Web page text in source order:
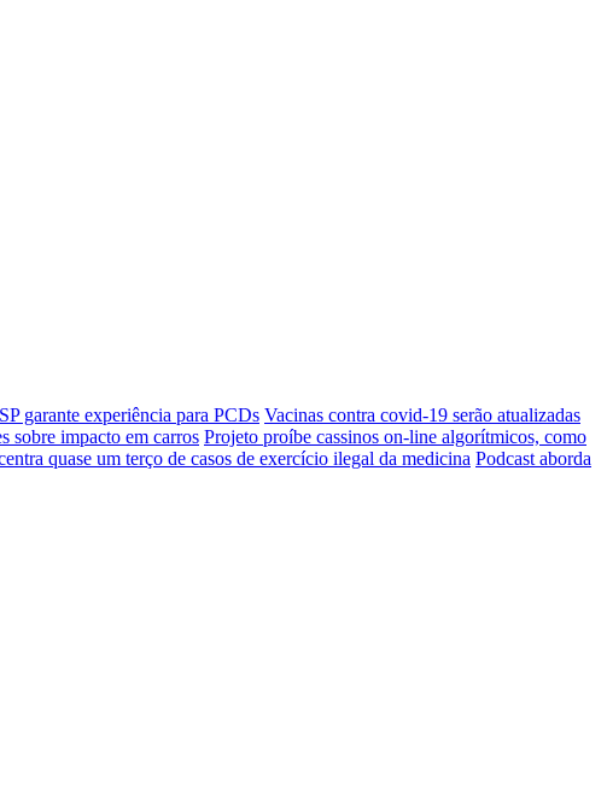
garante experiência para PCDs Vacinas contra covid-19 serão atualizadas
sobre impacto em carros Projeto proíbe cassinos on-line algorítmicos, como
quase um terço de casos de exercício ilegal da medicina Podcast aborda